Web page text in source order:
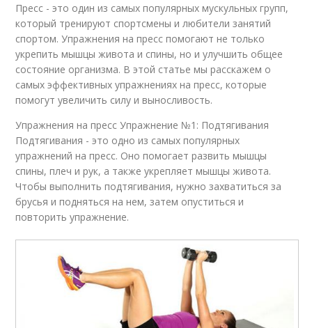
Пресс - это один из самых популярных мускульных групп,
который тренируют спортсмены и любители занятий
спортом. Упражнения на пресс помогают не только
укрепить мышцы живота и спины, но и улучшить общее
состояние организма. В этой статье мы расскажем о
самых эффективных упражнениях на пресс, которые
помогут увеличить силу и выносливость.
Упражнения на пресс Упражнение №1: Подтягивания
Подтягивания - это одно из самых популярных
упражнений на пресс. Оно помогает развить мышцы
спины, плеч и рук, а также укрепляет мышцы живота.
Чтобы выполнить подтягивания, нужно захватиться за
брусья и подняться на нем, затем опуститься и
повторить упражнение.